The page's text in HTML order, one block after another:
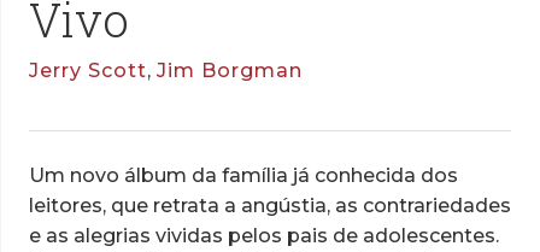
Vivo
Jerry Scott,Jim Borgman
Um novo álbum da família já conhecida dos
leitores, que retrata a angústia, as contrariedades
e as alegrias vividas pelos pais de adolescentes.